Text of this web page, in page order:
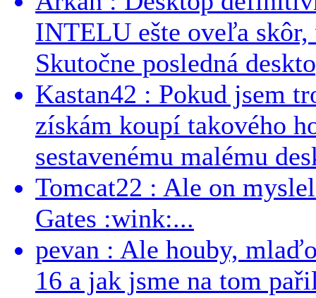
INTELU ešte oveľa
Skutočne posledná
Kastan42 : Pokud jsem
získám koupí takového
sestavenému malému
Tomcat22 : Ale on
Gates :wink:...
pevan : Ale houby,
16 a jak jsme na tom